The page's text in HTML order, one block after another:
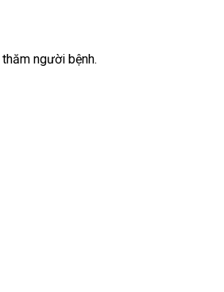
người bệnh.